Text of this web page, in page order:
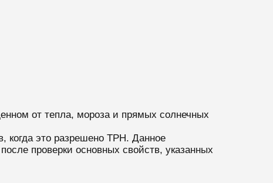
от тепла, мороза и прямых солнечных
когда это разрешено TPH. Данное
проверки основных свойств, указанных